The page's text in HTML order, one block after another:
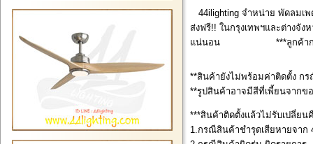
44ilighting จำหน่าย พัดลมเ
ส่งฟรี!! ในกรุงเทพฯและต่างจั
แน่นอน ***ลูกค้ากรุงเท
**สินค้ายังไม่พร้อมค่าติดตั้ง ก
**รูปสินค้าอาจมีสีที่เพี้ยนจากขอ
***สินค้าติดตั้งแล้วไม่รับเปลี่ย
1.กรณีสินค้าชำรุดเสียหายจาก